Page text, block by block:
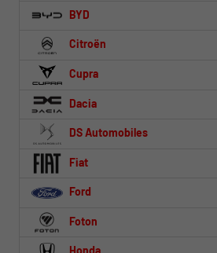
BYD
Citroën
Cupra
Dacia
DS Automobiles
Fiat
Ford
Foton